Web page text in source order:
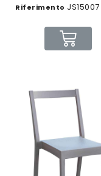
Riferimento JS15007